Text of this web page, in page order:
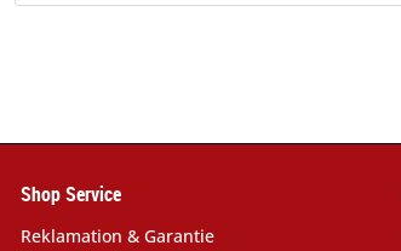
Shop Service
Reklamation & Garantie